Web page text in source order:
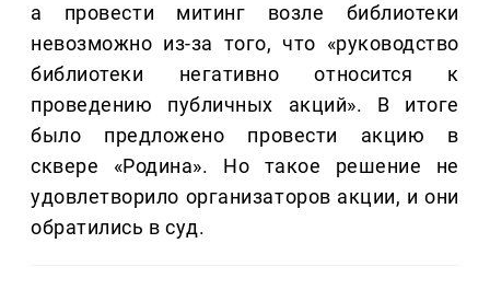
а провести митинг возле библиотеки
невозможно из-за того, что «руководство
библиотеки негативно относится к
проведению публичных акций». В итоге
было предложено провести акцию в
сквере «Родина». Но такое решение не
удовлетворило организаторов акции, и они
обратились в суд.